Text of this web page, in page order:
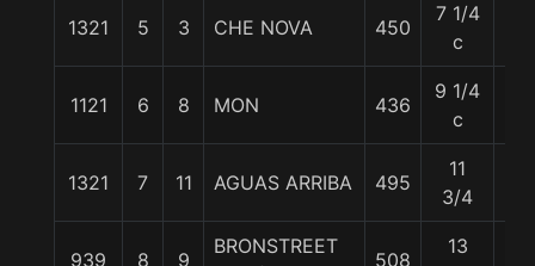
1321 5 3 CHE NOVA 450
7 1/4
c
1121 6 8 MON 436
9 1/4
c
1321 7 11 AGUAS ARRIBA 495
11
3/4
939 8 9
BRONSTREET
508
13